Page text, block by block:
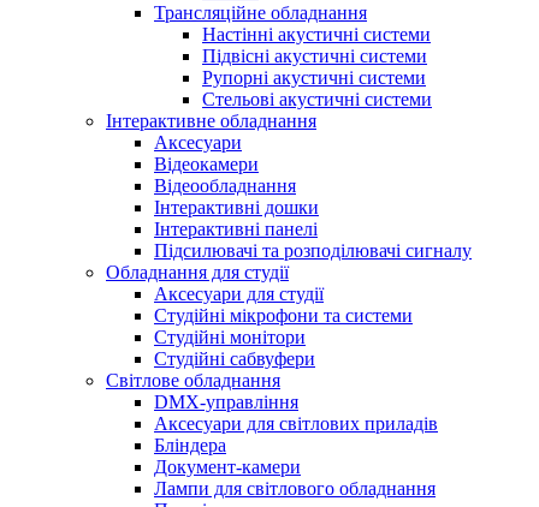
Трансляційне обладнання
Настінні акустичні системи
Підвісні акустичні системи
Рупорні акустичні системи
Стельові акустичні системи
Інтерактивне обладнання
Аксесуари
Відеокамери
Відеообладнання
Інтерактивні дошки
Інтерактивні панелі
Підсилювачі та розподілювачі сигналу
Обладнання для студії
Аксесуари для студії
Студійні мікрофони та системи
Студійні монітори
Студійні сабвуфери
Світлове обладнання
DMX-управління
Аксесуари для світлових приладів
Бліндера
Документ-камери
Лампи для світлового обладнання